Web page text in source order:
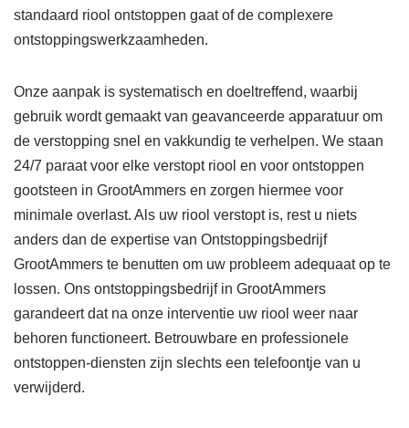
standaard riool ontstoppen gaat of de complexere
ontstoppingswerkzaamheden.
Onze aanpak is systematisch en doeltreffend, waarbij
gebruik wordt gemaakt van geavanceerde apparatuur om
de verstopping snel en vakkundig te verhelpen. We staan
24/7 paraat voor elke verstopt riool en voor ontstoppen
gootsteen in GrootAmmers en zorgen hiermee voor
minimale overlast. Als uw riool verstopt is, rest u niets
anders dan de expertise van Ontstoppingsbedrijf
GrootAmmers te benutten om uw probleem adequaat op te
lossen. Ons ontstoppingsbedrijf in GrootAmmers
garandeert dat na onze interventie uw riool weer naar
behoren functioneert. Betrouwbare en professionele
ontstoppen-diensten zijn slechts een telefoontje van u
verwijderd.